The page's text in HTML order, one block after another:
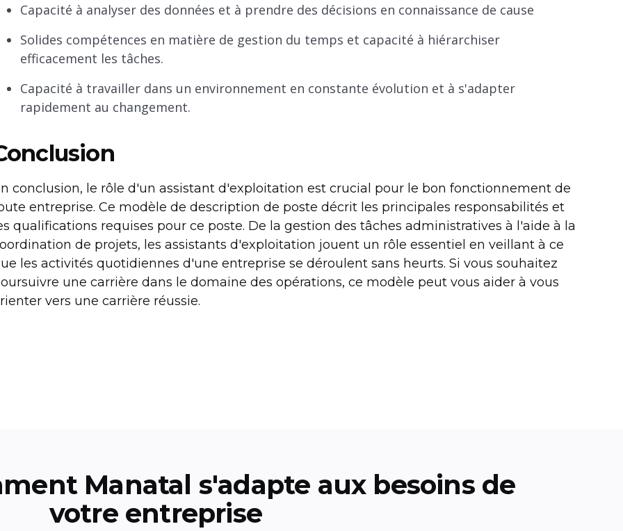
Capacité à analyser des données et à prendre des décisions en connaissance de cause
Solides compétences en matière de gestion du temps et capacité à hiérarchiser
efficacement les tâches.
Capacité à travailler dans un environnement en constante évolution et à s'adapter
rapidement au changement.
conclusion, le rôle d'un assistant d'exploitation est crucial pour le bon fonctionnement de
entreprise. Ce modèle de description de poste décrit les principales responsabilités et
qualifications requises pour ce poste. De la gestion des tâches administratives à l'aide à la
de projets, les assistants d'exploitation jouent un rôle essentiel en veillant à ce
les activités quotidiennes d'une entreprise se déroulent sans heurts. Si vous souhaitez
une carrière dans le domaine des opérations, ce modèle peut vous aider à vous
vers une carrière réussie.
Manatal s'adapte aux besoins de
votre entreprise